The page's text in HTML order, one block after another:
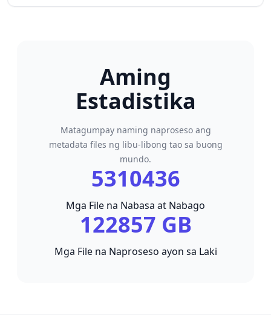
Aming
Estadistika
Matagumpay naming naproseso ang
metadata files ng libu-libong tao sa buong
mundo.
5310436
Mga File na Nabasa at Nabago
122857 GB
Mga File na Naproseso ayon sa Laki